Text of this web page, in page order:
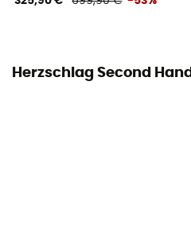
Herzschlag Second Hand